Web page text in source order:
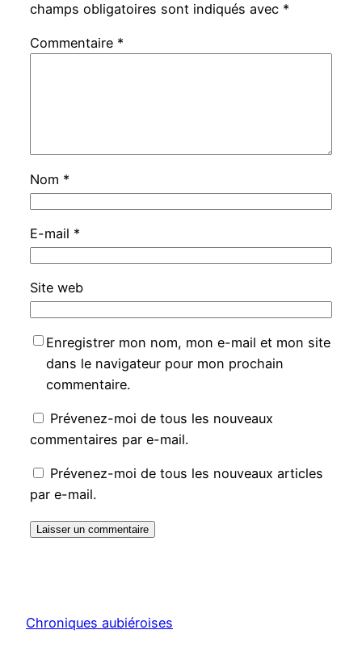
champs obligatoires sont indiqués avec *
Commentaire *
Nom *
E-mail *
Site web
Enregistrer mon nom, mon e-mail et mon site
dans le navigateur pour mon prochain
commentaire.
Prévenez-moi de tous les nouveaux
commentaires par e-mail.
Prévenez-moi de tous les nouveaux articles
par e-mail.
Chroniques aubiéroises